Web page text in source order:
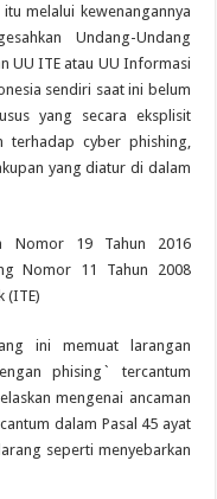
melalui kewenangannya
Undang-Undang
UU ITE atau UU Informasi
sendiri saat ini belum
yang secara eksplisit
cyber phishing,
yang diatur di dalam
Nomor 19 Tahun 2016
Nomor 11 Tahun 2008
(ITE)
ini memuat larangan
phising` tercantum
mengenai ancaman
dalam Pasal 45 ayat
seperti menyebarkan